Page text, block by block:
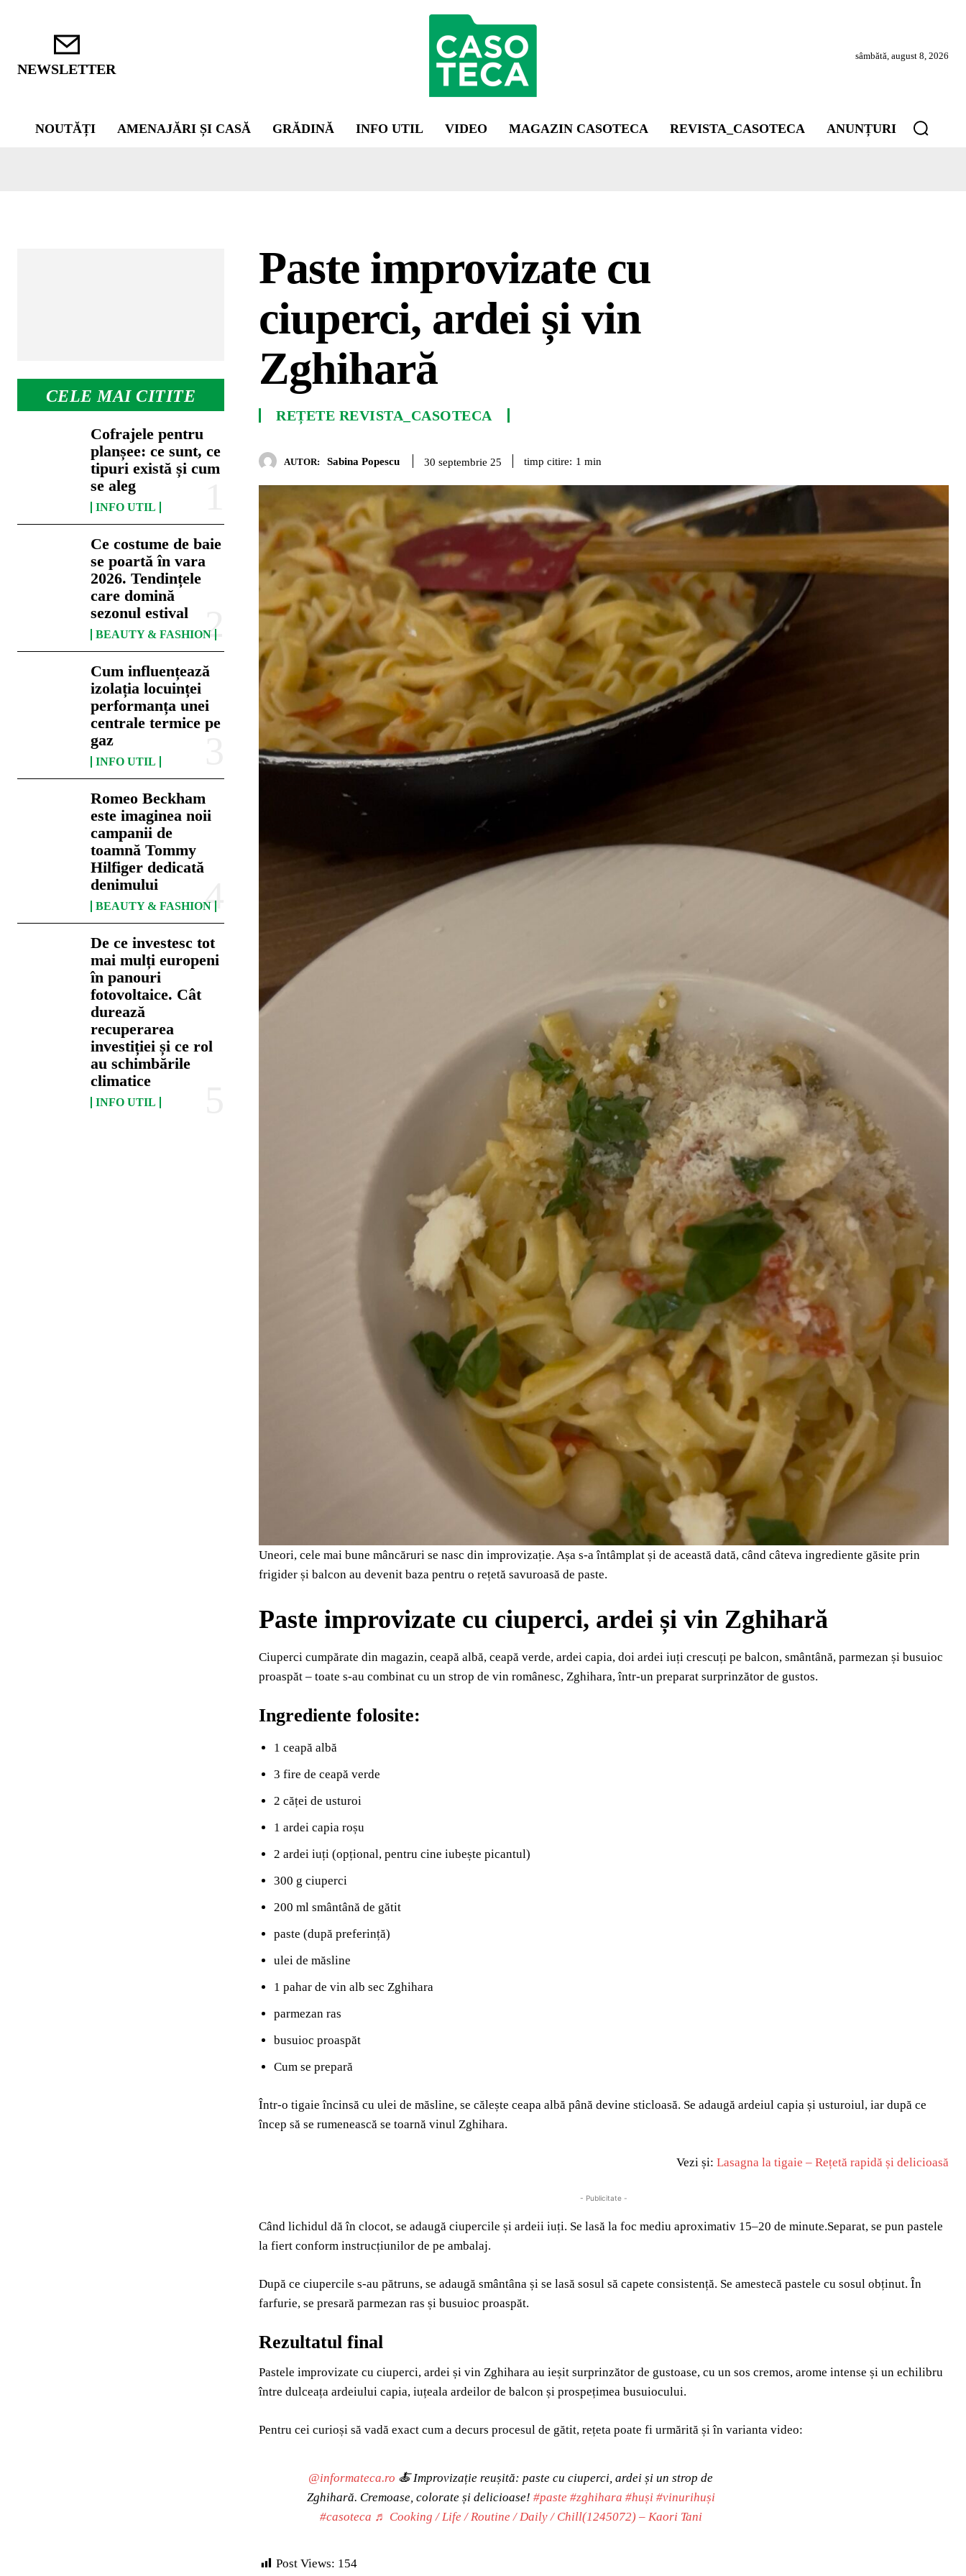
NEWSLETTER
sâmbătă, august 8, 2026
NOUTĂȚI AMENAJĂRI ȘI CASĂ GRĂDINĂ INFO UTIL VIDEO MAGAZIN CASOTECA REVISTA_CASOTECA ANUNȚURI
CELE MAI CITITE
Cofrajele pentru
planșee: ce sunt, ce
tipuri există și cum
se aleg
INFO UTIL
Ce costume de baie
se poartă în vara
2026. Tendințele
care domină
sezonul estival
BEAUTY & FASHION
Cum influențează
izolația locuinței
performanța unei
centrale termice pe
gaz
INFO UTIL
Romeo Beckham
este imaginea noii
campanii de
toamnă Tommy
Hilfiger dedicată
denimului
BEAUTY & FASHION
De ce investesc tot
mai mulți europeni
în panouri
fotovoltaice. Cât
durează
recuperarea
investiției și ce rol
au schimbările
climatice
INFO UTIL
Paste improvizate cu
ciuperci, ardei și vin
Zghihară
REȚETE REVISTA_CASOTECA
AUTOR: Sabina Popescu 30 septembrie 25 timp citire: 1 min
Uneori, cele mai bune mâncăruri se nasc din improvizație. Așa s-a întâmplat și de această dată, când câteva ingrediente găsite prin
frigider și balcon au devenit baza pentru o rețetă savuroasă de paste.
Paste improvizate cu ciuperci, ardei și vin Zghihară
Ciuperci cumpărate din magazin, ceapă albă, ceapă verde, ardei capia, doi ardei iuți crescuți pe balcon, smântână, parmezan și busuioc
proaspăt – toate s-au combinat cu un strop de vin românesc, Zghihara, într-un preparat surprinzător de gustos.
Ingrediente folosite:
1 ceapă albă
3 fire de ceapă verde
2 căței de usturoi
1 ardei capia roșu
2 ardei iuți (opțional, pentru cine iubește picantul)
300 g ciuperci
200 ml smântână de gătit
paste (după preferință)
ulei de măsline
1 pahar de vin alb sec Zghihara
parmezan ras
busuioc proaspăt
Cum se prepară
Într-o tigaie încinsă cu ulei de măsline, se călește ceapa albă până devine sticloasă. Se adaugă ardeiul capia și usturoiul, iar după ce
încep să se rumenească se toarnă vinul Zghihara.
Vezi și: Lasagna la tigaie – Rețetă rapidă și delicioasă
- Publicitate -
Când lichidul dă în clocot, se adaugă ciupercile și ardeii iuți. Se lasă la foc mediu aproximativ 15–20 de minute.Separat, se pun pastele
la fiert conform instrucțiunilor de pe ambalaj.
După ce ciupercile s-au pătruns, se adaugă smântâna și se lasă sosul să capete consistență. Se amestecă pastele cu sosul obținut. În
farfurie, se presară parmezan ras și busuioc proaspăt.
Rezultatul final
Pastele improvizate cu ciuperci, ardei și vin Zghihara au ieșit surprinzător de gustoase, cu un sos cremos, arome intense și un echilibru
între dulceața ardeiului capia, iuțeala ardeilor de balcon și prospețimea busuiocului.
Pentru cei curioși să vadă exact cum a decurs procesul de gătit, rețeta poate fi urmărită și în varianta video:
@informateca.ro 🍝 Improvizație reușită: paste cu ciuperci, ardei și un strop de
Zghihară. Cremoase, colorate și delicioase! #paste #zghihara #huși #vinurihuși
#casoteca ♬ Cooking / Life / Routine / Daily / Chill(1245072) – Kaori Tani
Post Views: 154